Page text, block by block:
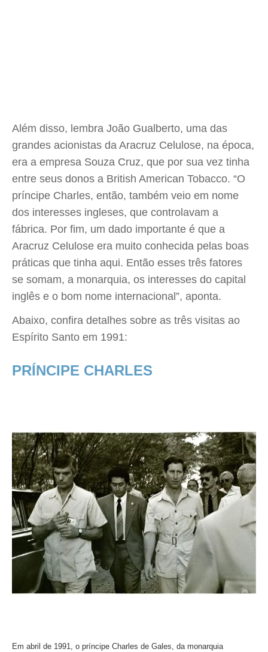
Além disso, lembra João Gualberto, uma das
grandes acionistas da Aracruz Celulose, na época,
era a empresa Souza Cruz, que por sua vez tinha
entre seus donos a British American Tobacco. “O
príncipe Charles, então, também veio em nome
dos interesses ingleses, que controlavam a
fábrica. Por fim, um dado importante é que a
Aracruz Celulose era muito conhecida pelas boas
práticas que tinha aqui. Então esses três fatores
se somam, a monarquia, os interesses do capital
inglês e o bom nome internacional”, aponta.
Abaixo, confira detalhes sobre as três visitas ao
Espírito Santo em 1991:
PRÍNCIPE CHARLES
Em abril de 1991, o príncipe Charles de Gales, da monarquia